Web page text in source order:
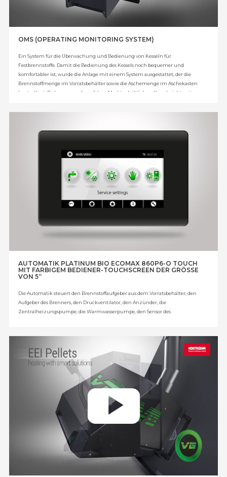
OMS (OPERATING MONITORING SYSTEM)
Ein System für die Überwachung und Bedienung von Kesseln für
Festbrennstoffe. Damit die Bedienung des Kessels noch bequemer und
komfortabler ist, wurde die Anlage mit einem System ausgestattet, der die
Brennstoffmenge im Vorratsbehälter sowie die Aschemenge im Aschekasten
kontrolliert. Bisher waren die auf dem Markt erhältlichen Kessel nicht mit
dem Zimmerregler angezeigt. Lösung patentiert durch das Patentamt der
AUTOMATIK PLATINUM BIO ECOMAX 860P6-O TOUCH
MIT FARBIGEM BEDIENER-TOUCHSCREEN DER GRÖSSE
VON 5“
Die Automatik steuert den Brennstoffaufgeber aus dem Vorratsbehälter, den
Aufgeber des Brenners, den Druckventilator, den Anzünder, die
Zentralheizungspumpe, die Warmwasserpumpe, den Sensor des
Zirkulationspumpe (Option) und den Puffer (Option).
Zusatzausstattung: Außentemperaturfühler, Zentralheizungsfühler,
Warmwasserfühler, Fühler der Rücklauftemperatur, farbiges Zimmerpanel
ecoSTER TOUCH mit Fernsteuerung der Kesselsteuerung, programmierbarer,
kabelloser Zimmerthermostat mit Wocheneinstellung, programmierbarer,
kabelgestützter Zimmerthermostat mit Wocheneinstellung,
Temperaturfühler mit Einstellung, Lambdasondensatz EcoLAMBDA,
zusätzliches Erweiterungsmodul (B), zusätzliches Modul.